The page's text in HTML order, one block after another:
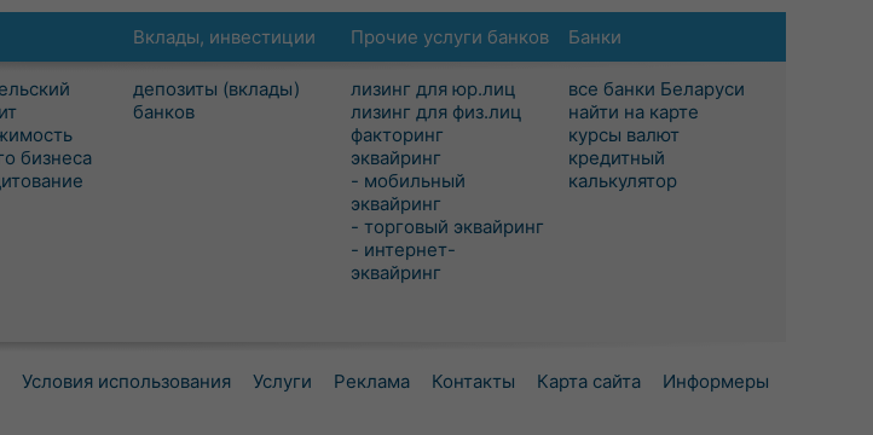
бизнеса
Вклады, инвестиции
депозиты (вклады)
банков
Прочие услуги банков
лизинг для юр.лиц
лизинг для физ.лиц
факторинг
эквайринг
- мобильный
эквайринг
- торговый эквайринг
- интернет-
эквайринг
Банки
все банки Беларуси
найти на карте
курсы валют
кредитный
калькулятор
Условия использования Услуги Реклама Контакты Карта сайта Информеры